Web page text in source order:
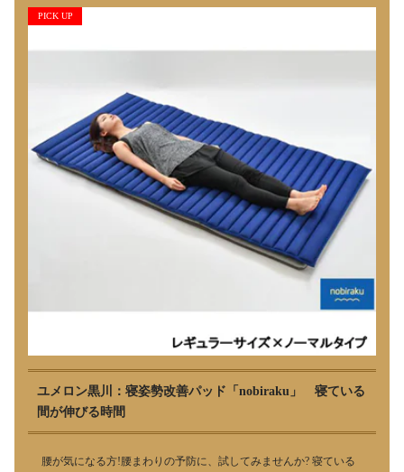
PICK UP
ユメロン黒川：寝姿勢改善パッド「nobiraku」 寝ている
間が伸びる時間
腰が気になる方!腰まわりの予防に、試してみませんか? 寝ている